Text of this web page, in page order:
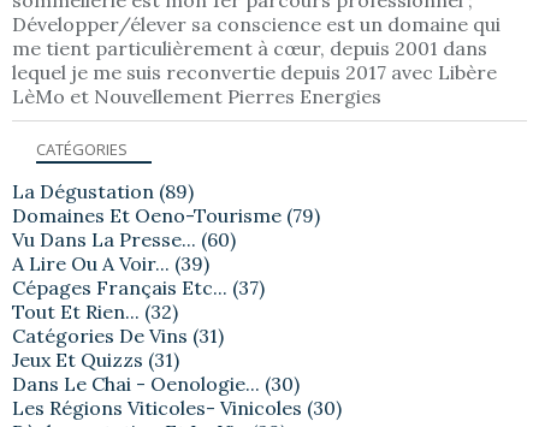
Développer/élever sa conscience est un domaine qui
me tient particulièrement à cœur, depuis 2001 dans
lequel je me suis reconvertie depuis 2017 avec Libère
LèMo et Nouvellement Pierres Energies
CATÉGORIES
La Dégustation (89)
Domaines Et Oeno-Tourisme (79)
Vu Dans La Presse... (60)
A Lire Ou A Voir... (39)
Cépages Français Etc... (37)
Tout Et Rien... (32)
Catégories De Vins (31)
Jeux Et Quizzs (31)
Dans Le Chai - Oenologie... (30)
Les Régions Viticoles- Vinicoles (30)